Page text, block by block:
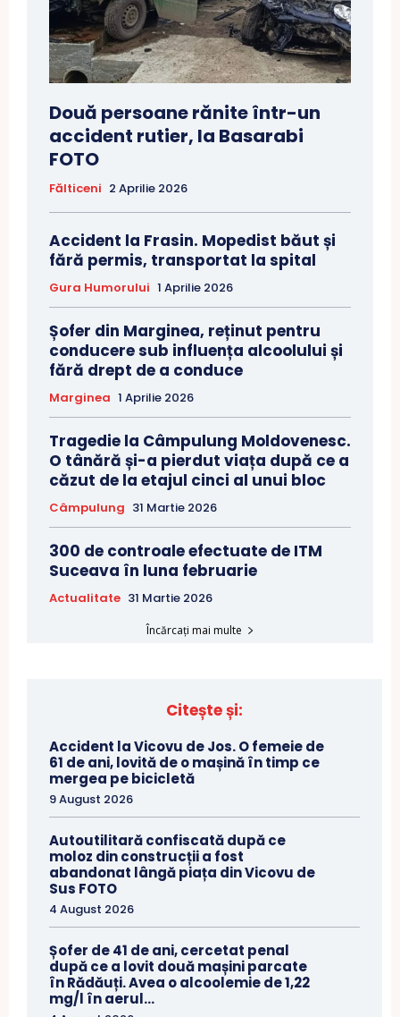
Două persoane rănite într-un
accident rutier, la Basarabi
FOTO
Fălticeni 2 Aprilie 2026
Accident la Frasin. Mopedist băut și
fără permis, transportat la spital
Gura Humorului 1 Aprilie 2026
Șofer din Marginea, reținut pentru
conducere sub influența alcoolului și
fără drept de a conduce
Marginea 1 Aprilie 2026
Tragedie la Câmpulung Moldovenesc.
O tânără și-a pierdut viața după ce a
căzut de la etajul cinci al unui bloc
Câmpulung 31 Martie 2026
300 de controale efectuate de ITM
Suceava în luna februarie
Actualitate 31 Martie 2026
Încărcați mai multe
Citește și:
Accident la Vicovu de Jos. O femeie de
61 de ani, lovită de o mașină în timp ce
mergea pe bicicletă
9 August 2026
Autoutilitară confiscată după ce
moloz din construcții a fost
abandonat lângă piața din Vicovu de
Sus FOTO
4 August 2026
Șofer de 41 de ani, cercetat penal
după ce a lovit două mașini parcate
în Rădăuți. Avea o alcoolemie de 1,22
mg/l în aerul...